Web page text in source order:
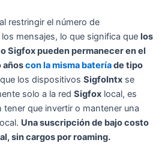
restringir el número de
mensajes, lo que significa que los
Sigfox pueden permanecer en el
añoscon la misma bateríade tipo
los dispositivos SigfoIntx se
solo a la red Sigfox local, es
que invertir o mantener una
Una suscripción de bajo costo
sin cargos por roaming.